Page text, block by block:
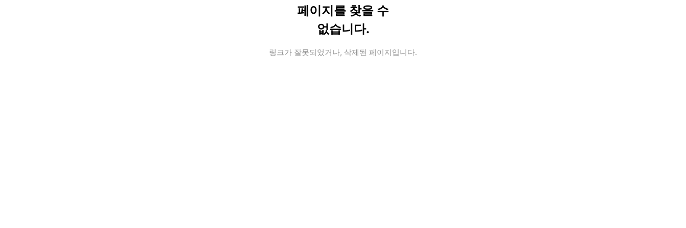
페이지를 찾을 수
없습니다.
링크가 잘못되었거나, 삭제된 페이지입니다.